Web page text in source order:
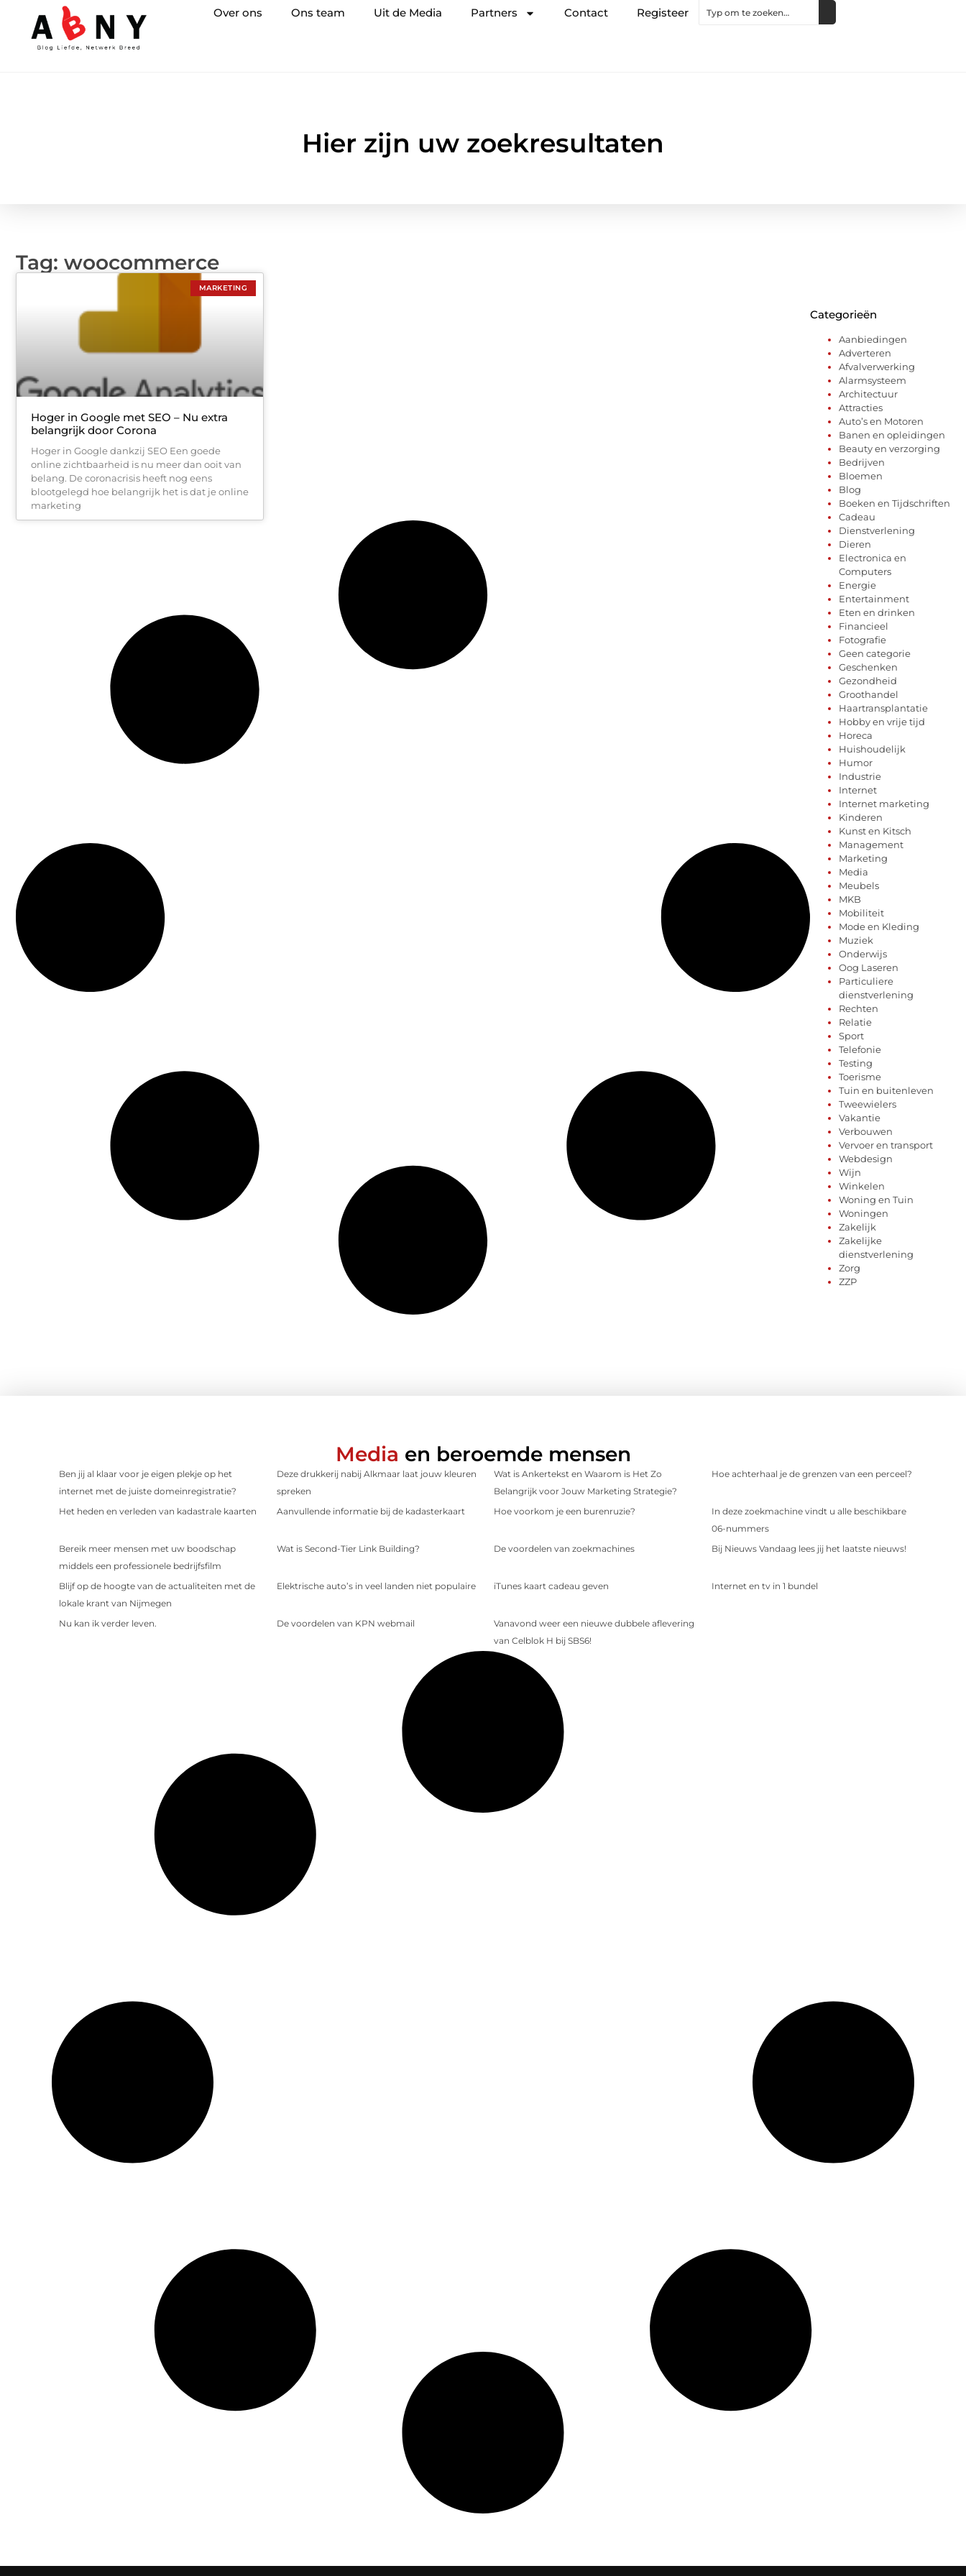
Over ons Ons team Uit de Media Partners Contact Registeer
Hier zijn uw zoekresultaten
Tag: woocommerce
MARKETING
Hoger in Google met SEO – Nu extra
belangrijk door Corona
Hoger in Google dankzij SEO Een goede
online zichtbaarheid is nu meer dan ooit van
belang. De coronacrisis heeft nog eens
blootgelegd hoe belangrijk het is dat je online
marketing
Categorieën
Aanbiedingen
Adverteren
Afvalverwerking
Alarmsysteem
Architectuur
Attracties
Auto’s en Motoren
Banen en opleidingen
Beauty en verzorging
Bedrijven
Bloemen
Blog
Boeken en Tijdschriften
Cadeau
Dienstverlening
Dieren
Electronica en
Computers
Energie
Entertainment
Eten en drinken
Financieel
Fotografie
Geen categorie
Geschenken
Gezondheid
Groothandel
Haartransplantatie
Hobby en vrije tijd
Horeca
Huishoudelijk
Humor
Industrie
Internet
Internet marketing
Kinderen
Kunst en Kitsch
Management
Marketing
Media
Meubels
MKB
Mobiliteit
Mode en Kleding
Muziek
Onderwijs
Oog Laseren
Particuliere
dienstverlening
Rechten
Relatie
Sport
Telefonie
Testing
Toerisme
Tuin en buitenleven
Tweewielers
Vakantie
Verbouwen
Vervoer en transport
Webdesign
Wijn
Winkelen
Woning en Tuin
Woningen
Zakelijk
Zakelijke
dienstverlening
Zorg
ZZP
Media en beroemde mensen
Ben jij al klaar voor je eigen plekje op het
internet met de juiste domeinregistratie?
Deze drukkerij nabij Alkmaar laat jouw kleuren
spreken
Wat is Ankertekst en Waarom is Het Zo
Belangrijk voor Jouw Marketing Strategie?
Hoe achterhaal je de grenzen van een perceel?
Het heden en verleden van kadastrale kaarten Aanvullende informatie bij de kadasterkaart Hoe voorkom je een burenruzie?
In deze zoekmachine vindt u alle beschikbare
06-nummers
Bereik meer mensen met uw boodschap
middels een professionele bedrijfsfilm
Wat is Second-Tier Link Building? De voordelen van zoekmachines Bij Nieuws Vandaag lees jij het laatste nieuws!
Blijf op de hoogte van de actualiteiten met de
lokale krant van Nijmegen
Elektrische auto’s in veel landen niet populaire iTunes kaart cadeau geven Internet en tv in 1 bundel
Nu kan ik verder leven. De voordelen van KPN webmail
Vanavond weer een nieuwe dubbele aflevering
van Celblok H bij SBS6!